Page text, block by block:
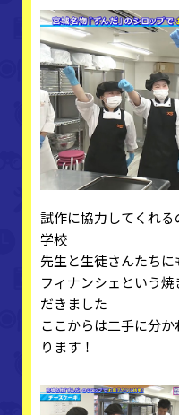
試作に協力してくれ
学校
先生と生徒さんたち
フィナンシェという
だきました
ここからは二手に分
ります！